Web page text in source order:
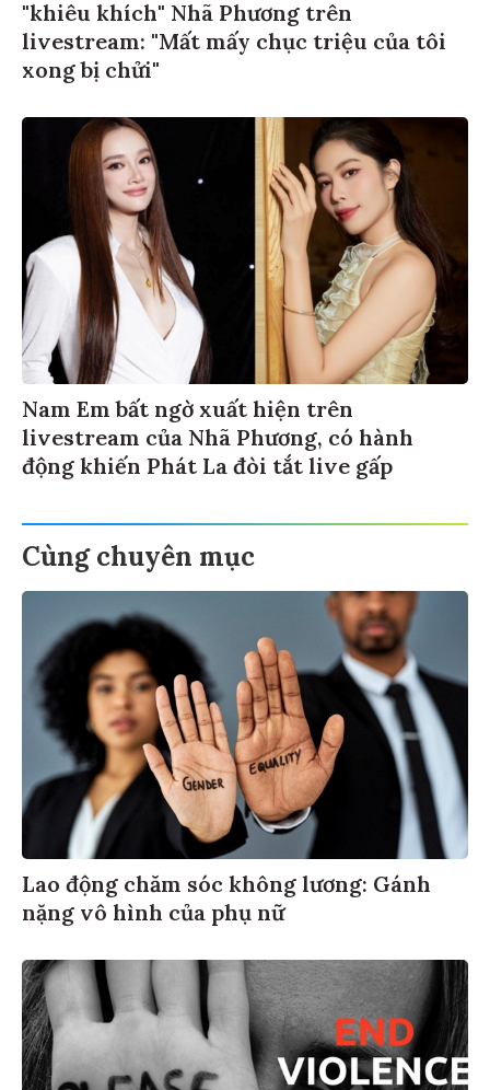
"khiêu khích" Nhã Phương trên
livestream: "Mất mấy chục triệu của tôi
xong bị chửi"
Nam Em bất ngờ xuất hiện trên
livestream của Nhã Phương, có hành
động khiến Phát La đòi tắt live gấp
Cùng chuyên mục
Lao động chăm sóc không lương: Gánh
nặng vô hình của phụ nữ